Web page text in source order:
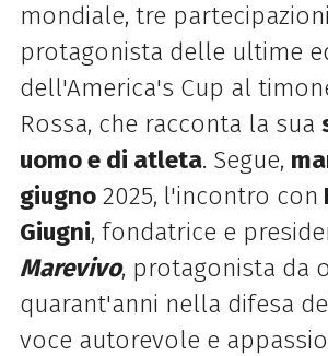
mondiale, tre
protagonista delle ultime
dell'America's Cup al
Rossa, che racconta la sua
uomo e di atleta. Segue,
giugno2025, l'incontro con
Giugni, fondatrice e
Marevivo, protagonista da
quarant'anni nella difesa
voce autorevole e